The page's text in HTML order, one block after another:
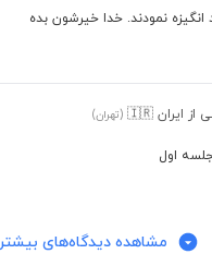
انگیزه نمودند. خدا خیرشون بده
از ایران 🇮🇷 (تهران)
اول
مشاهده دیدگاه‌های بیشتر